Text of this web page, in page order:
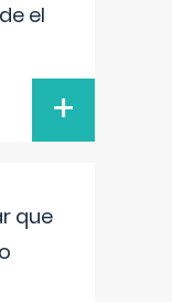
el
+
que